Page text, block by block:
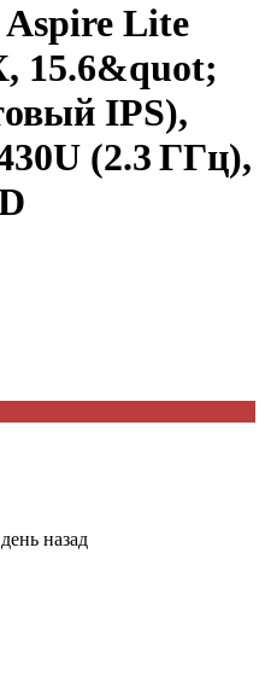
Lite
15.6&quot;
IPS),
(2.3 ГГц),
назад